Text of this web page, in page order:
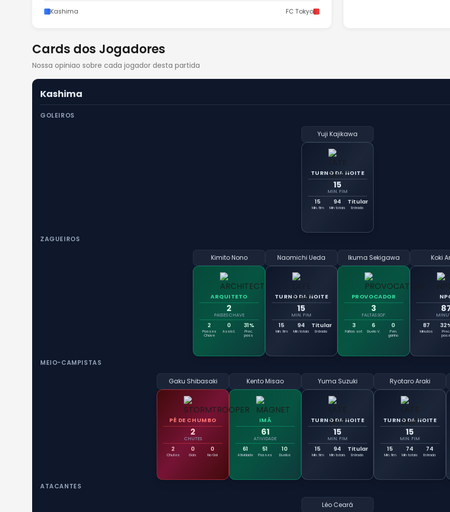
Kashima FC Tokyo
Cards dos Jogadores
Nossa opiniao sobre cada jogador desta partida
Kashima
GOLEIROS
Yuji Kajikawa
TURNO DA NOITE
15
MIN. FIM
15
Min. fim
94
Min totais
Titular
Entrada
ZAGUEIROS
Kimito Nono
ARQUITETO
2
PASSES CHAVE
2
Passes
Chave
0
Assist.
31%
Prec.
pass
Naomichi Ueda
TURNO DA NOITE
15
MIN. FIM
15
Min. fim
94
Min totais
Titular
Entrada
Ikuma Sekigawa
PROVOCADOR
3
FALTAS SOF.
3
Faltas sof.
6
Duelo V.
0
Pen.
ganho
Koki
87
Minutos
Prec.
pass
MEIO-CAMPISTAS
Gaku Shibasaki
PÉ DE CHUMBO
2
CHUTES
2
Chutes
0
Gols
0
No Gol
Kento Misao
IMÃ
61
ATIVIDADE
61
Atividade
51
Passes
10
Duelos
Yuma Suzuki
TURNO DA NOITE
15
MIN. FIM
15
Min. fim
94
Min totais
Titular
Entrada
Ryotaro Araki
TURNO DA NOITE
15
MIN. FIM
15
Min. fim
74
Min totais
74
Entrada
ATACANTES
Léo Ceará